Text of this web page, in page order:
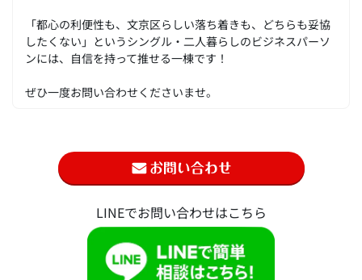
「都心の利便性も、文京区らしい落ち着きも、どちらも妥協
したくない」というシングル・二人暮らしのビジネスパーソ
ンには、自信を持って推せる一棟です！
ぜひ一度お問い合わせくださいませ。
LINEでお問い合わせはこちら